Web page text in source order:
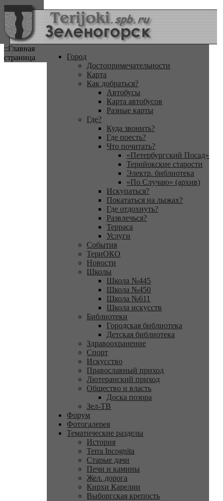
::Главная
страница
Город
Достопримечательности
Карта
Как добраться?
Автобусы
Карта автобусов
Разные карты
Где?
Куда звонить?
Где поесть?
Что почитать?
«Петербургский Посад»
Терийокские старости
Электр. библиотека
«По Случаю» (архив)
Искупаться?
Покататься на лыжах?
Где отдохнуть?
Развлечься?
Терраса
Услуги
События
ТериОКО
Новости
Школы
Школа №445
Школа №450
Школа №611
Школа искусств
Библиотеки
Городская библиотека
Детская библиотека
Здравоохранение
Спорт
Искусство
Православный приход
Лютеранский приход
Общество и власть
Доска позора
Зел-ТВ
Форум
Фотогалерея
Тематические разделы
История
Terra Incognita
Старые дачи
Печи и камины
Жел. дорога
Кирхи Карелии
Выборгская крепость